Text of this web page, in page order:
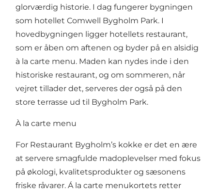
glorværdig historie. I dag fungerer bygningen
som hotellet Comwell Bygholm Park. I
hovedbygningen ligger hotellets restaurant,
som er åben om aftenen og byder på en alsidig
à la carte menu. Maden kan nydes inde i den
historiske restaurant, og om sommeren, når
vejret tillader det, serveres der også på den
store terrasse ud til Bygholm Park.
À la carte menu
For Restaurant Bygholm’s kokke er det en ære
at servere smagfulde madoplevelser med fokus
på økologi, kvalitetsprodukter og sæsonens
friske råvarer. Á la carte menukortets retter